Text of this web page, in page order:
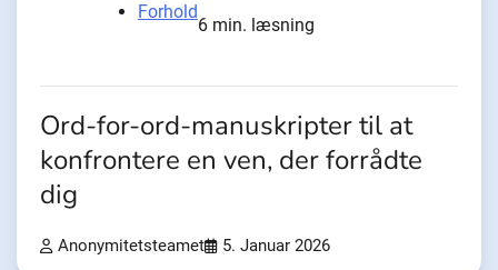
Forhold
6 min. læsning
Ord-for-ord-manuskripter til at
konfrontere en ven, der forrådte
dig
Anonymitetsteamet 5. Januar 2026